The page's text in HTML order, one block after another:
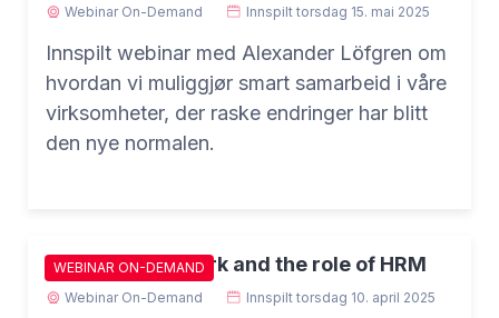
Webinar On-Demand Innspilt torsdag 15. mai 2025
Innspilt webinar med Alexander Löfgren om
hvordan vi muliggjør smart samarbeid i våre
virksomheter, der raske endringer har blitt
den nye normalen.
WEBINAR ON-DEMAND
The future of work and the role of HRM
Webinar On-Demand Innspilt torsdag 10. april 2025